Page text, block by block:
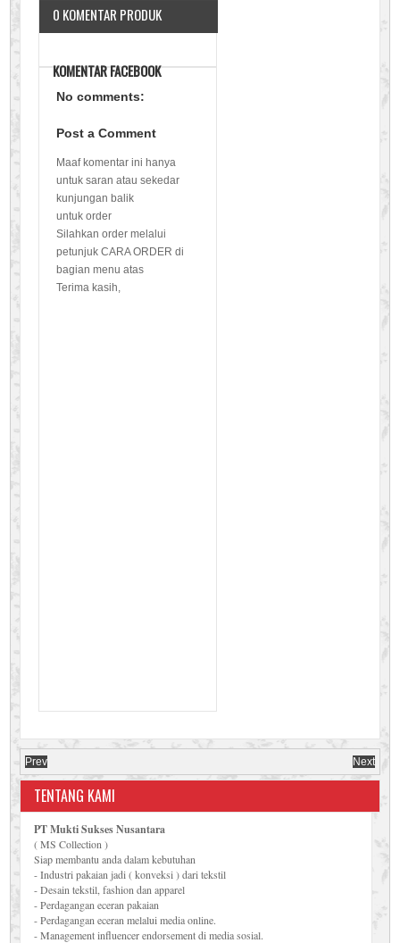
0 KOMENTAR PRODUK
KOMENTAR FACEBOOK
No comments:
Post a Comment
Maaf komentar ini hanya
untuk saran atau sekedar
kunjungan balik
untuk order
Silahkan order melalui
petunjuk CARA ORDER di
bagian menu atas
Terima kasih,
Prev Next
TENTANG KAMI
PT Mukti Sukses Nusantara
( MS Collection )
Siap membantu anda dalam kebutuhan
- Industri pakaian jadi ( konveksi ) dari tekstil
- Desain tekstil, fashion dan apparel
- Perdagangan eceran pakaian
- Perdagangan eceran melalui media online.
- Management influencer endorsement di media sosial.